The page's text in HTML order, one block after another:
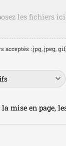
les fichiers
acceptés : jpg, jpeg,
mise en page,